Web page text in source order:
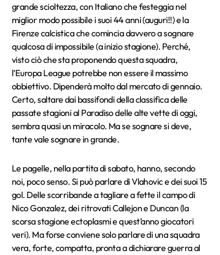
grande scioltezza, con Italiano che festeggia nel
miglior modo possibile i suoi 44 anni (auguri!!) e la
Firenze calcistica che comincia davvero a sognare
qualcosa di impossibile (a inizio stagione). Perché,
visto ciò che sta proponendo questa squadra,
l’Europa League potrebbe non essere il massimo
obbiettivo. Dipenderà molto dal mercato di gennaio.
Certo, saltare dai bassifondi della classifica delle
passate stagioni al Paradiso delle alte vette di oggi,
sembra quasi un miracolo. Ma se sognare si deve,
tante vale sognare in grande.
Le pagelle, nella partita di sabato, hanno, secondo
noi, poco senso. Si può parlare di Vlahovic e dei suoi 15
gol. Delle scorribande a tagliare a fette il campo di
Nico Gonzalez, dei ritrovati Callejon e Duncan (la
scorsa stagione ectoplasmi e quest’anno giocatori
veri). Ma forse conviene solo parlare di una squadra
vera, forte, compatta, pronta a dichiarare guerra al